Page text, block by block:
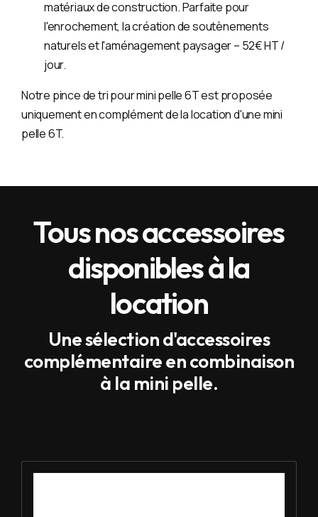
matériaux de construction. Parfaite pour
l'enrochement, la création de soutènements
naturels et l'aménagement paysager – 52€ HT /
jour.
Notre pince de tri pour mini pelle 6T est proposée
uniquement en complément de la location d'une mini
pelle 6T.
Tous nos accessoires
disponibles à la
location
Une sélection d'accessoires
complémentaire en combinaison
à la mini pelle.
Louer Remorque porte-engin 3.5t - ECIM 2AF350